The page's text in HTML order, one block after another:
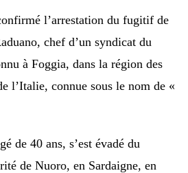
l’arrestation du fugitif de
chef d’un syndicat du
à Foggia, dans la région des
l’Italie, connue sous le nom de «
de 40 ans, s’est évadé du
de Nuoro, en Sardaigne, en